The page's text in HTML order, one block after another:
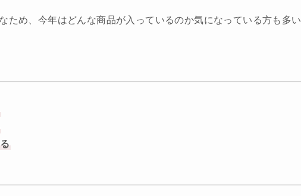
ため、今年はどんな商品が入っているのか気になっている方も多い